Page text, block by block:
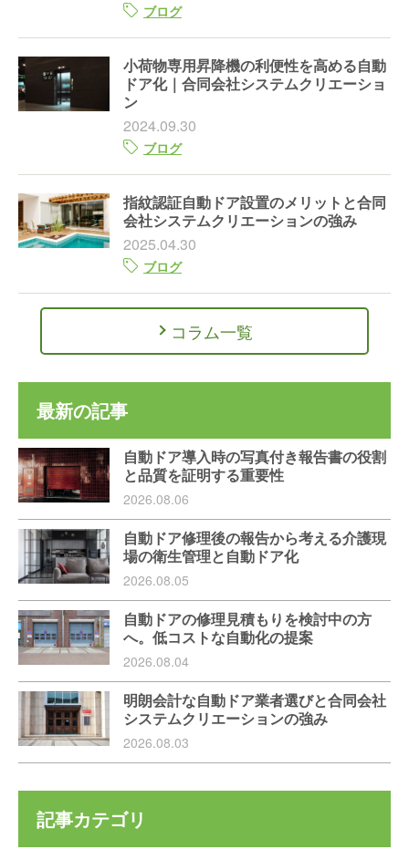
ブログ
小荷物専用昇降機の利便性を高める自動
ドア化｜合同会社システムクリエーショ
ン
2024.09.30
ブログ
指紋認証自動ドア設置のメリットと合同
会社システムクリエーションの強み
2025.04.30
ブログ
コラム一覧
最新の記事
自動ドア導入時の写真付き報告書の役割
と品質を証明する重要性
2026.08.06
自動ドア修理後の報告から考える介護現
場の衛生管理と自動ドア化
2026.08.05
自動ドアの修理見積もりを検討中の方
へ。低コストな自動化の提案
2026.08.04
明朗会計な自動ドア業者選びと合同会社
システムクリエーションの強み
2026.08.03
記事カテゴリ